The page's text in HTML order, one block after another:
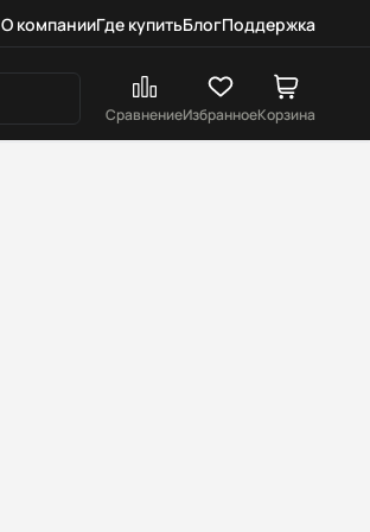
О компанииГде купитьБлогПоддержка
СравнениеИзбранноеКорзина